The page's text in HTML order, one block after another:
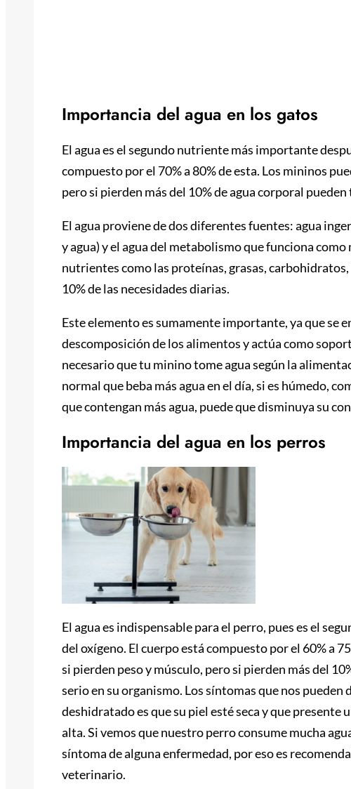
Importancia del agua en los gatos
El agua es el segundo nutriente más importante
compuesto por el 70% a 80% de esta. Los mininos
pero si pierden más del 10% de agua corporal
El agua proviene de dos diferentes fuentes: agua
y agua) y el agua del metabolismo que funciona
nutrientes como las proteínas, grasas,
10% de las necesidades diarias.
Este elemento es sumamente importante, ya que se
descomposición de los alimentos y actúa como
necesario que tu minino tome agua según la
normal que beba más agua en el día, si es húmedo,
que contengan más agua, puede que disminuya su
Importancia del agua en los perros
El agua es indispensable para el perro, pues es el
del oxígeno. El cuerpo está compuesto por el 60% a
si pierden peso y músculo, pero si pierden más del
serio en su organismo. Los síntomas que nos
deshidratado es que su piel esté seca y que presente
alta. Si vemos que nuestro perro consume mucha
síntoma de alguna enfermedad, por eso es
veterinario.